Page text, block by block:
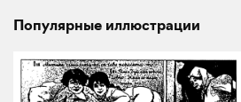
Популярные иллюстрации